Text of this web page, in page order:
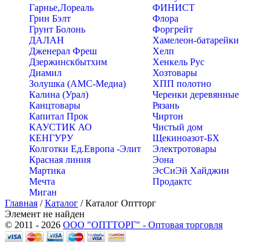
Гарнье,Лореаль
Грин Бэлт
Грунт Болонь
ДАЛАН
Дженерал Фреш
Дзержинскбытхим
Диамил
Золушка (АМС-Медиа)
Калина (Урал)
Канцтовары
Капитал Прок
КАУСТИК АО
КЕНГУРУ
Колготки Ед.Европа -Элит
Красная линия
Мартика
Мечта
Миган
ФИНИСТ
Флора
Форгрейт
Хамелеон-батарейки
Хелп
Хенкель Рус
Хозтовары
ХПП полотно
Черенки деревянные
Рязань
Чиртон
Чистый дом
Щекиноазот-БХ
Электротовары
Эона
ЭсСиЭй Хайджин
Продактс
Главная /Каталог /Каталог Оптторг
Элемент не найден
© 2011 - 2026 ООО "ОПТТОРГ" - Оптовая торговля